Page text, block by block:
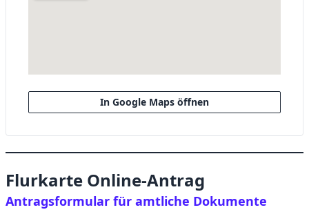
In Google Maps öffnen
Flurkarte Online-Antrag
Antragsformular für amtliche Dokumente